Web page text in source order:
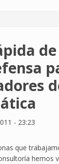
de
- 23:23
que
hemos